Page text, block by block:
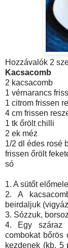
Hozzávalók 2
Kacsacomb
2 kacsacomb
1 vérnarancs
1 citrom frissen
4 cm frissen
1 tk őrölt chilli
2 ek méz
1/2 dl édes rosé
frissen őrölt
só
1. A sütőt
2. A
beirdaljuk
3. Sózzuk,
4. Egy száraz
combokat bőrös
kezdenek (kb. 5